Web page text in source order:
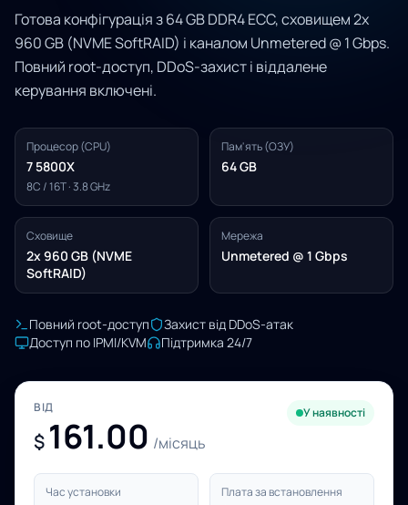
Готова конфігурація з 64 GB DDR4 ECC, сховищем 2x
960 GB (NVME SoftRAID) і каналом Unmetered @ 1 Gbps.
Повний root-доступ, DDoS-захист і віддалене
керування включені.
Процесор (CPU)
7 5800X
8C / 16T · 3.8 GHz
Пам'ять (ОЗУ)
64 GB
Сховище
2x 960 GB (NVME
SoftRAID)
Мережа
Unmetered @ 1 Gbps
Повний root-доступ
Захист від DDoS-атак
Доступ по IPMI/KVM
Підтримка 24/7
ВІД
$ 161.00 /місяць
У наявності
Час установки Плата за встановлення